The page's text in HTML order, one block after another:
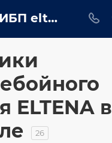
Купить ИБП eltena в Барнауле
ELTENA в
26